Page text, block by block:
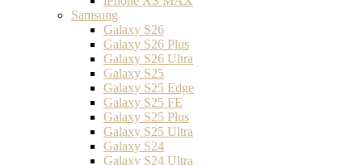
Samsung
Galaxy S26
Galaxy S26 Plus
Galaxy S26 Ultra
Galaxy S25
Galaxy S25 Edge
Galaxy S25 FE
Galaxy S25 Plus
Galaxy S25 Ultra
Galaxy S24
Galaxy S24 Ultra